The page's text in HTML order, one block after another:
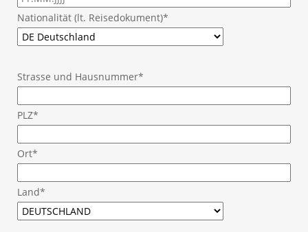
Nationalität (lt. Reisedokument)*
Strasse und Hausnummer*
PLZ*
Ort*
Land*